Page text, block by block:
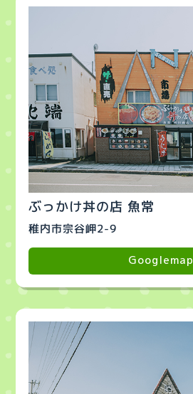
ぶっかけ丼の店 魚常
稚内市宗谷岬2-9
Googlemap